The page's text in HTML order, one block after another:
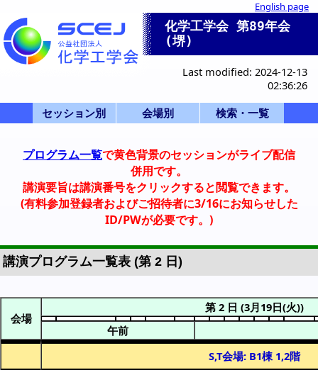
English page
化学工学会 第89年会
(堺)
Last modified: 2024-12-13
02:36:26
セッション別
ー)
ム
会場別
検索・一覧
プログラム一覧で黄色背景のセッションがライブ配信
併用です。
講演要旨は講演番号をクリックすると閲覧できます。
(有料参加登録者およびご招待者に3/16にお知らせした
ID/PWが必要です。)
講演プログラム一覧表 (第 2 日)
会場
第 2 日 (3月19日(火))
午前
S,T会場: B1棟 1,2階